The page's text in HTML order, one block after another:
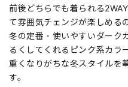
前後どちらでも着られる
て雰囲気チェンジが楽しめる
冬の定番・使いやすいダーク
るくしてくれるピンク系カラ
重くなりがちな冬スタイルを
す。